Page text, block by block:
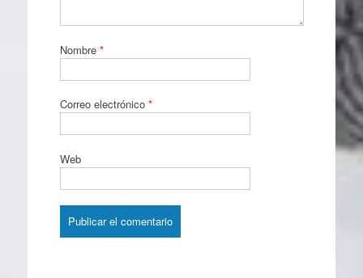
Nombre *
Correo electrónico *
Web